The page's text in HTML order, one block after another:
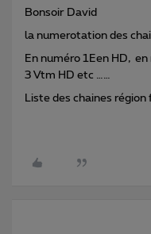
Bonsoir David
la numerotation des
En numéro 1Een HD,
3 Vtm HD etc ……
Liste des chaines